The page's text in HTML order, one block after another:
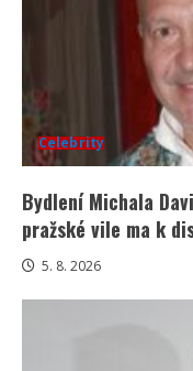
Celebrity
Bydlení Michala
pražské vile ma k
5. 8. 2026